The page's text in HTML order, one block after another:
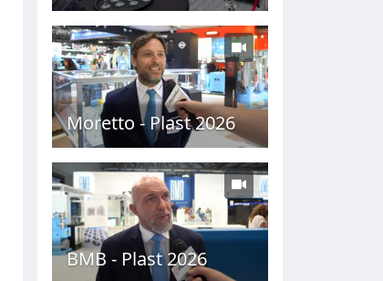
Moretto - Plast 2026
BMB - Plast 2026